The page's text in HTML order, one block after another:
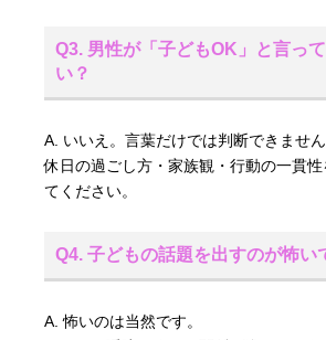
Q3. 男性が「子どもOK」と言っ
い？
A. いいえ。言葉だけでは判断できません
休日の過ごし方・家族観・行動の一貫
てください。
Q4. 子どもの話題を出すのが怖い
A. 怖いのは当然です。